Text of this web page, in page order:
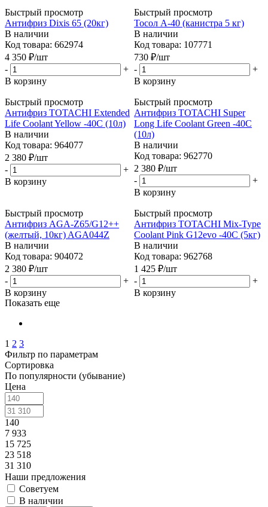
Быстрый просмотр
Антифриз Dixis 65 (20кг)
В наличии
Код товара: 662974
4 350 ₽/шт
-
+
В корзину
Быстрый просмотр
Тосол А-40 (канистра 5 кг)
В наличии
Код товара: 107771
730 ₽/шт
-
+
В корзину
Быстрый просмотр
Антифриз TOTACHI Extended
Life Coolant Yellow -40C (10л)
В наличии
Код товара: 964077
2 380 ₽/шт
-
+
В корзину
Быстрый просмотр
Антифриз TOTACHI Super
Long Life Coolant Green -40C
(10л)
В наличии
Код товара: 962770
2 380 ₽/шт
-
+
В корзину
Быстрый просмотр
Антифриз AGA-Z65/G12++
(желтый, 10кг) AGA044Z
В наличии
Код товара: 904072
2 380 ₽/шт
-
+
В корзину
Быстрый просмотр
Антифриз TOTACHI Mix-Type
Coolant Pink G12evo -40C (5кг)
В наличии
Код товара: 962768
1 425 ₽/шт
-
+
В корзину
Показать еще
1 2 3
Фильтр по параметрам
Сортировка
По популярности (убывание)
Цена
140
7 933
15 725
23 518
31 310
Наши предложения
Советуем
В наличии